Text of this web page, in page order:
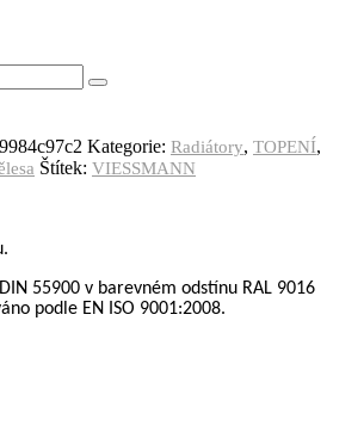
Kategorie: Radiátory, TOPENÍ,
Štítek: VIESSMANN
55900 v barevném odstínu RAL 9016
áno podle EN ISO 9001:2008.